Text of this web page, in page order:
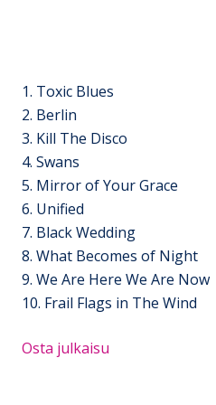
1. Toxic Blues
2. Berlin
3. Kill The Disco
4. Swans
5. Mirror of Your Grace
6. Unified
7. Black Wedding
8. What Becomes of Night
9. We Are Here We Are Now
10. Frail Flags in The Wind
Osta julkaisu